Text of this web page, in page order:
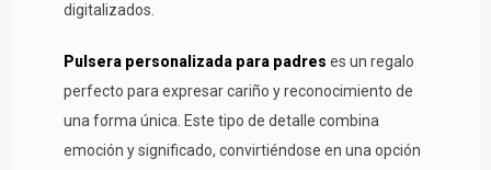
digitalizados.
Pulsera personalizada para padres es un regalo
perfecto para expresar cariño y reconocimiento de
una forma única. Este tipo de detalle combina
emoción y significado, convirtiéndose en una opción